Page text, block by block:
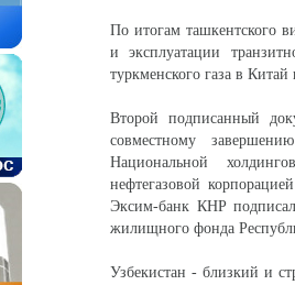
По итогам ташкентского
и эксплуатации
туркменского газа в
Второй подписанный
совместному
Национальной
нефтегазовой
Эксим-банк КНР
жилищного фонда
Узбекистан - близкий и